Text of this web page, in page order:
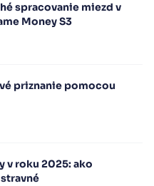
spracovanie miezd v
Money S3
priznanie pomocou
v roku 2025: ako